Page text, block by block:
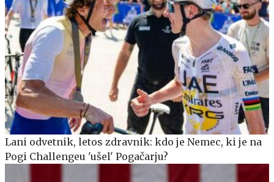
Lani odvetnik, letos zdravnik: kdo je Nemec, ki je na
Pogi Challengeu 'ušel' Pogačarju?